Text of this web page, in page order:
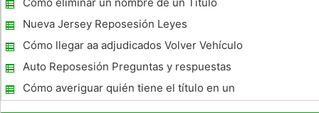
Nueva Jersey Reposesión Leyes
Cómo llegar aa adjudicados Volver Vehículo
Auto Reposesión Preguntas y respuestas
Cómo averiguar quién tiene el título en un
vehículo